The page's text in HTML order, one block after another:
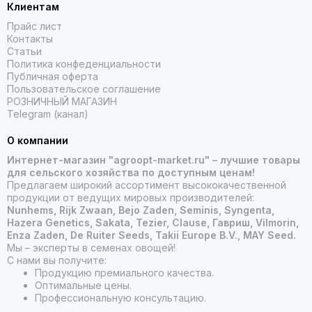
Клиентам
Прайс лист
Контакты
Статьи
Политика конфеденциальности
Публичная оферта
Пользовательское соглашение
РОЗНИЧНЫЙ МАГАЗИН
Telegram (канал)
О компании
Интернет-магазин "agroopt-market.ru" – лучшие товары
для сельского хозяйства по доступным ценам!
Предлагаем широкий ассортимент высококачественной
продукции от ведущих мировых производителей:
Nunhems, Rijk Zwaan, Bejo Zaden, Seminis, Syngenta,
Hazera Genetics, Sakata, Tezier, Clause, Гавриш, Vilmorin,
Enza Zaden, De Ruiter Seeds, Takii Europe B.V., MAY Seed.
Мы – эксперты в семенах овощей!
С нами вы получите:
Продукцию премиального качества.
Оптимальные цены.
Профессиональную консультацию.